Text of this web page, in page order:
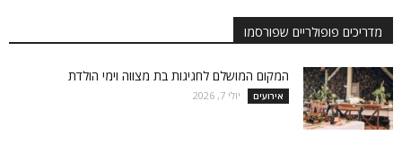
מדריכים פופולריים שפורסמו
המקום המושלם לחגיגות בת מצווה וימי הולדת
אירועים יולי 7, 2026